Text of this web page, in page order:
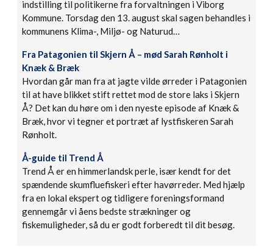
indstilling til politikerne fra forvaltningen i Viborg
Kommune. Torsdag den 13. august skal sagen behandles i
kommunens Klima-, Miljø- og Naturud…
Fra Patagonien til Skjern Å – mød Sarah Rønholt i
Knæk & Bræk
Hvordan går man fra at jagte vilde ørreder i Patagonien
til at have blikket stift rettet mod de store laks i Skjern
Å? Det kan du høre om i den nyeste episode af Knæk &
Bræk, hvor vi tegner et portræt af lystfiskeren Sarah
Rønholt.
Å-guide til Trend Å
Trend Å er en himmerlandsk perle, især kendt for det
spændende skumfluefiskeri efter havørreder. Med hjælp
fra en lokal ekspert og tidligere foreningsformand
gennemgår vi åens bedste strækninger og
fiskemuligheder, så du er godt forberedt til dit besøg.